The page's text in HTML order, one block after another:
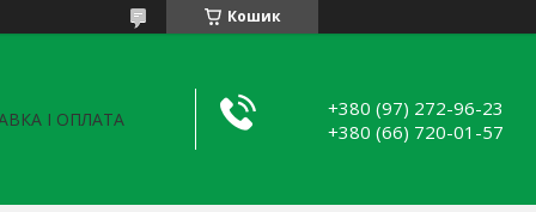
Кошик
І ОПЛАТА
+380 (97) 272-96-23
+380 (66) 720-01-57